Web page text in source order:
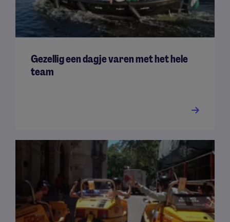
Gezellig een dagje varen met het hele
team